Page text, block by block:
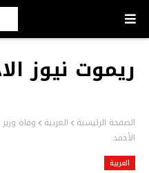
ريموت نيوز
الصفحة الرئيسية العربية
وفاة
الأحمد
العربية